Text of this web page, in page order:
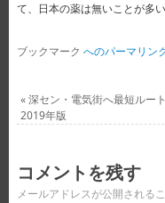
て、日本の薬は無いことが多い
ブックマーク へのパーマリン
«深セン・電気街へ最短ルー
2019年版
コメントを残す
メールアドレスが公開される